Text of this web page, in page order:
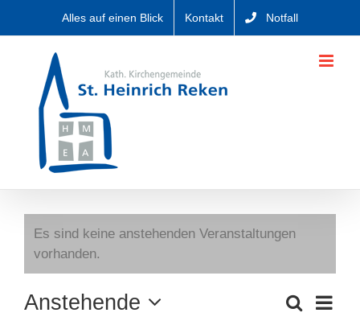
Alles auf einen Blick Kontakt Notfall
Es sind keine anstehenden Veranstaltungen
vorhanden.
Suche
Liste
Anstehende